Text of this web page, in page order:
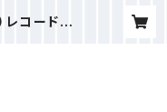
レコード型